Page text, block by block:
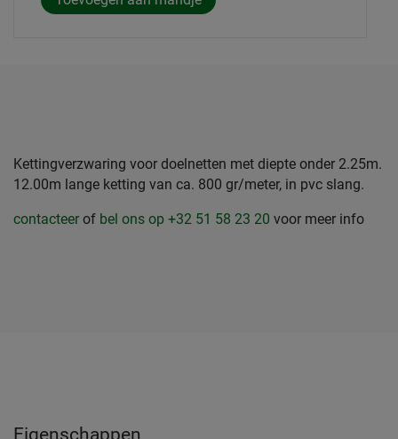
Kettingverzwaring voor doelnetten met diepte onder 2.25m.
12.00m lange ketting van ca. 800 gr/meter, in pvc slang.
contacteer of bel ons op +32 51 58 23 20 voor meer info